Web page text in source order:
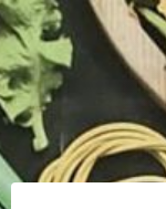
Skip
to
content